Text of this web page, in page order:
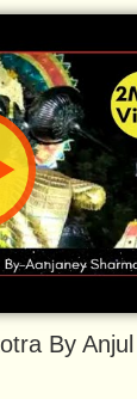
By Anjul